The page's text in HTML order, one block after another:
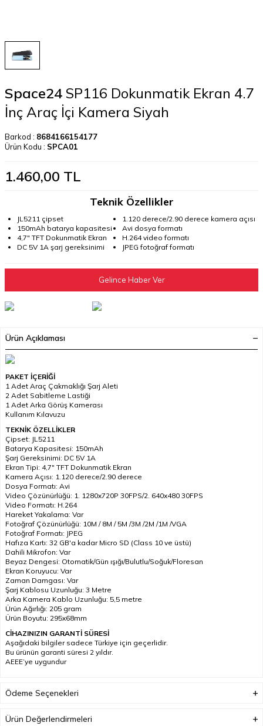
Space24 SP116 Dokunmatik Ekran 4.7
İnç Araç İçi Kamera Siyah
Barkod : 8684166154177
Ürün Kodu : SPCA01
1.460,00 TL
Teknik Özellikler
JL5211 çipset
150mAh batarya kapasitesi
4,7" TFT Dokunmatik Ekran
DC 5V 1A şarj gereksinimi
1.120 derece/2.90 derece kamera açısı
Avi dosya formatı
H.264 video formatı
JPEG fotoğraf formatı
Gelince Haber Ver
Ürün Açıklaması
PAKET İÇERİĞİ
1 Adet Araç Çakmaklığı Şarj Aleti
2 Adet Sabitleme Lastiği
1 Adet Arka Görüş Kamerası
Kullanım Kılavuzu
TEKNİK ÖZELLİKLER
Çipset: JL5211
Batarya Kapasitesi: 150mAh
Şarj Gereksinimi: DC 5V 1A
Ekran Tipi: 4,7" TFT Dokunmatik Ekran
Kamera Açısı: 1.120 derece/2.90 derece
Dosya Formatı: Avi
Video Çözünürlüğü: 1. 1280x720P 30FPS/2. 640x480 30FPS
Video Formatı: H.264
Hareket Yakalama: Var
Fotoğraf Çözünürlüğü: 10M / 8M / 5M /3M /2M /1M /VGA
Fotoğraf Formatı: JPEG
Hafıza Kartı: 32 GB'a kadar Micro SD (Class 10 ve üstü)
Dahili Mikrofon: Var
Beyaz Dengesi: Otomatik/Gün ışığı/Bulutlu/Soğuk/Floresan
Ekran Koruyucu: Var
Zaman Damgası: Var
Şarj Kablosu Uzunluğu: 3 Metre
Arka Kamera Kablo Uzunluğu: 5,5 metre
Ürün Ağırlığı: 205 gram
Ürün Boyutu: 295x68mm
CİHAZINIZIN GARANTİ SÜRESİ
Aşağıdaki bilgiler sadece Türkiye için geçerlidir.
Bu ürünün garanti süresi 2 yıldır.
AEEE’ye uygundur
Ödeme Seçenekleri
Ürün Değerlendirmeleri